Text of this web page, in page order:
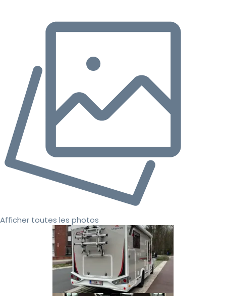
Afficher toutes les photos